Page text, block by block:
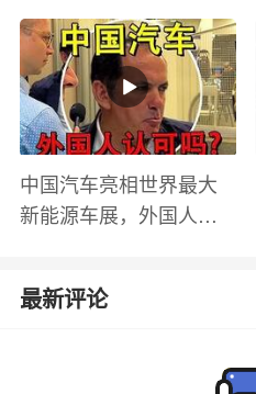
有哪些？
中国汽车亮相世界最大
新能源车展，外国人怎
最新评论